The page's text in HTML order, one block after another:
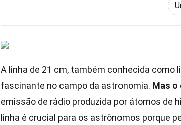
A linha de 21 cm, também conhecida como
fascinante no campo da astronomia. Mas o
emissão de rádio produzida por átomos de
linha é crucial para os astrônomos porque